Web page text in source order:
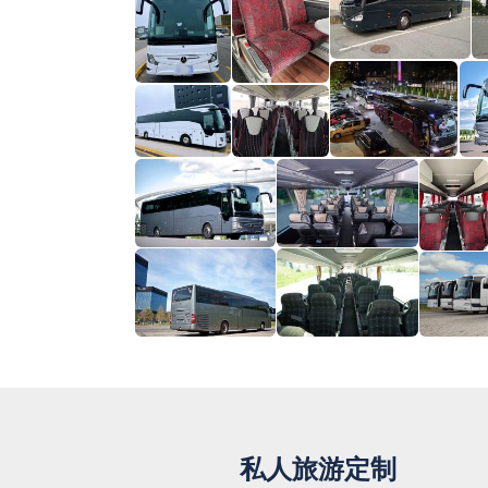
私人旅游定制